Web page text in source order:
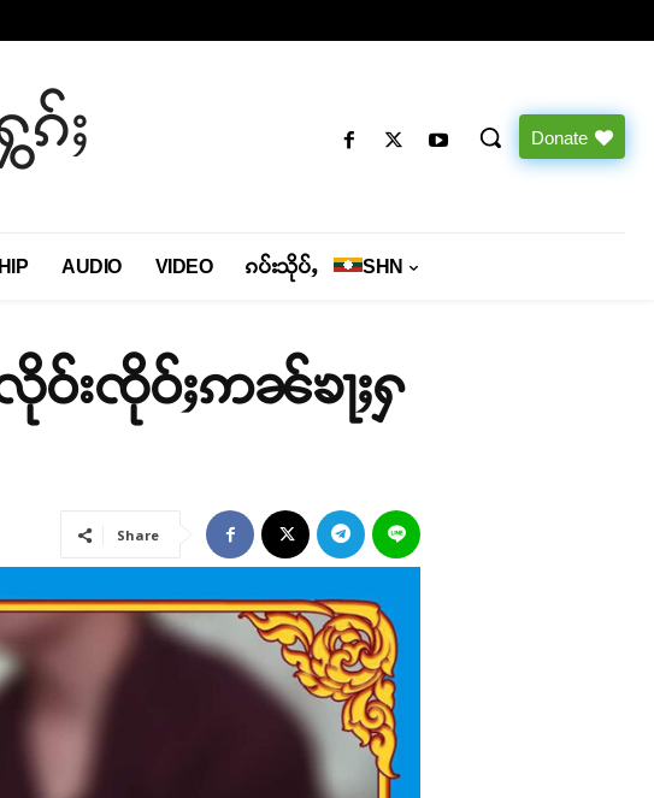
ၵ်ႈ Donate
AUDIO VIDEO ၵပ်းသိုပ်ႇ SHN
ဝ်းၸိုဝ်ႈဢၼ်ၶႃႈႁ
Share